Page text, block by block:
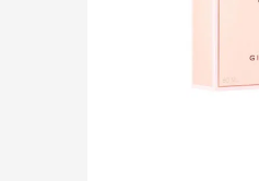
HOMBRES